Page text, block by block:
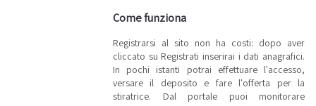
Come funziona
Registrarsi al sito non ha costi: dopo aver
cliccato su Registrati inserirai i dati anagrafici.
In pochi istanti potrai effettuare l'accesso,
versare il deposito e fare l'offerta per la
stiratrice. Dal portale puoi monitorare